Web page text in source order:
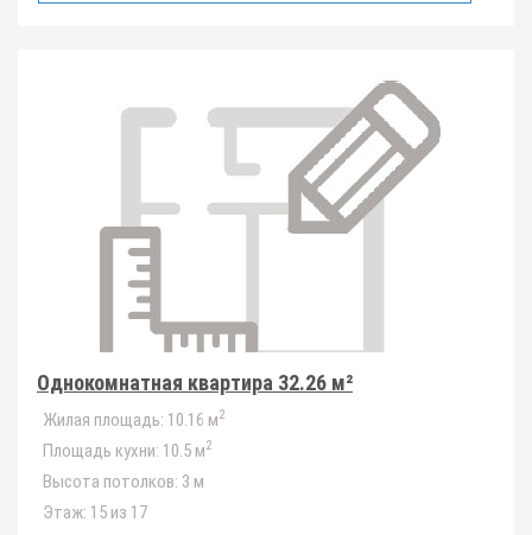
Однокомнатная квартира 32.26 м²
Жилая площадь: 10.16 м2
Площадь кухни: 10.5 м2
Высота потолков: 3 м
Этаж: 15 из 17